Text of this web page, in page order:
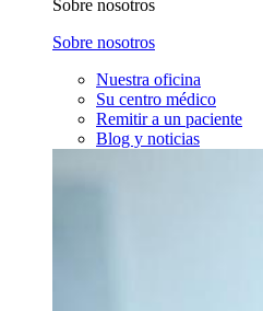
Sobre nosotros
Sobre nosotros
Nuestra oficina
Su centro médico
Remitir a un paciente
Blog y noticias